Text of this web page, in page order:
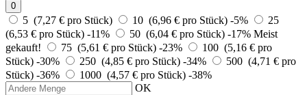
0
5 (7,27 € pro Stück) 10 (6,96 € pro Stück) -5%
25
(6,53 € pro Stück) -11% 50 (6,04 € pro Stück) -17% Meist
gekauft!
75 (5,61 € pro Stück) -23%
100 (5,16 € pro
Stück) -30% 250 (4,85 € pro Stück) -34%
500 (4,71 € pro
Stück) -36% 1000 (4,57 € pro Stück) -38%
OK